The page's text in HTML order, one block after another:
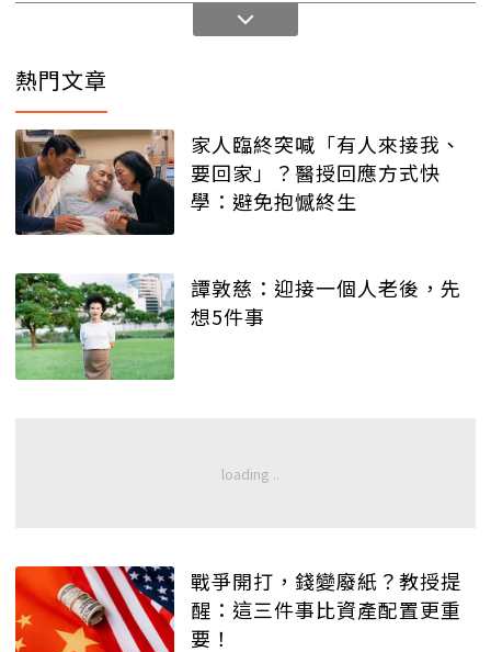
熱門文章
家人臨終突喊「有人來接我、
要回家」？醫授回應方式快
學：避免抱憾終生
譚敦慈：迎接一個人老後，先
想5件事
戰爭開打，錢變廢紙？教授提
醒：這三件事比資產配置更重
要！